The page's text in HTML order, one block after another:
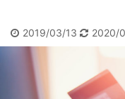
2019/03/13 2020/